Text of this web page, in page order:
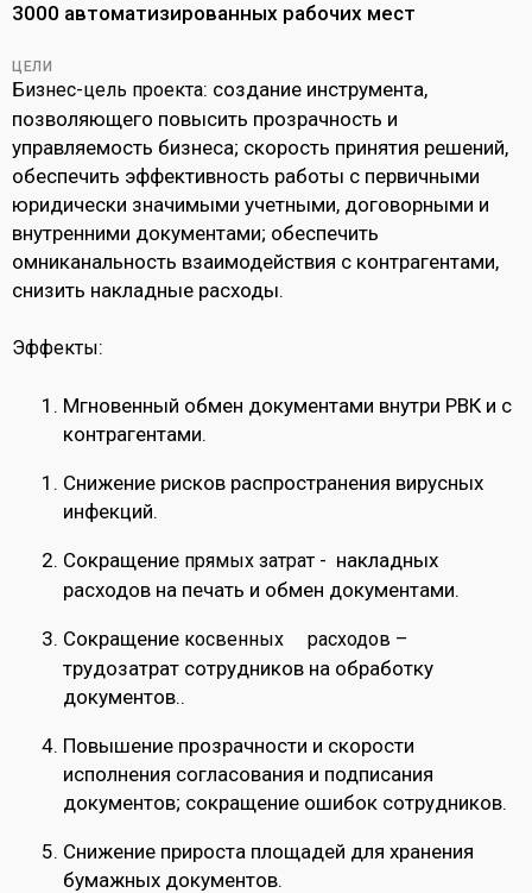
3000 автоматизированных рабочих мест
ЦЕЛИ
Бизнес-цель проекта: создание инструмента,
позволяющего повысить прозрачность и
управляемость бизнеса; скорость принятия решений,
обеспечить эффективность работы с первичными
юридически значимыми учетными, договорными и
внутренними документами; обеспечить
омниканальность взаимодействия с контрагентами,
снизить накладные расходы.
Эффекты:
Мгновенный обмен документами внутри РВК и с
контрагентами.
Снижение рисков распространения вирусных
инфекций.
Сокращение прямых затрат - накладных
расходов на печать и обмен документами.
Сокращение косвенных расходов –
трудозатрат сотрудников на обработку
документов..
Повышение прозрачности и скорости
исполнения согласования и подписания
документов; сокращение ошибок сотрудников.
Снижение прироста площадей для хранения
бумажных документов.